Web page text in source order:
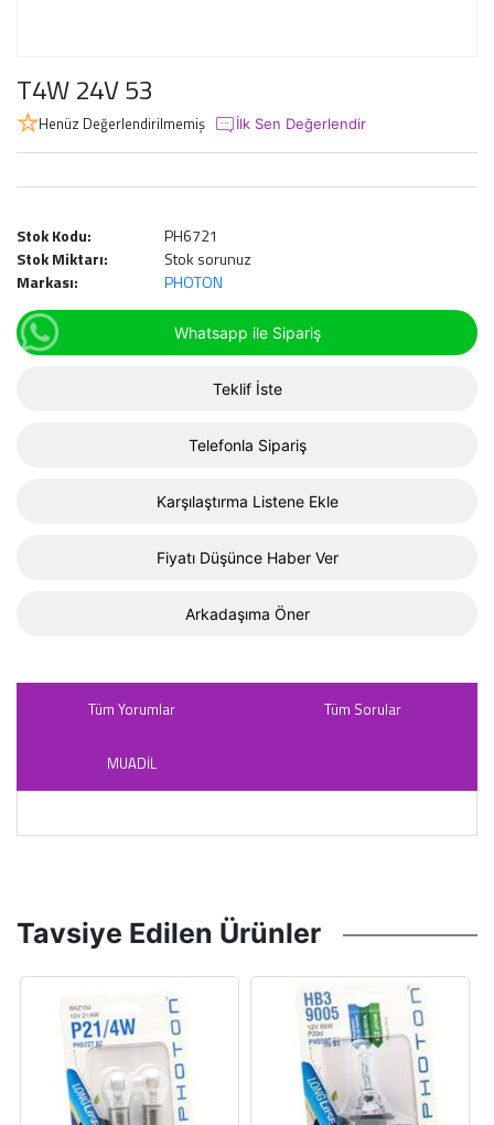
T4W 24V 53
Henüz Değerlendirilmemiş İlk Sen Değerlendir
Stok Kodu:
PH6721
Stok Miktarı:
Stok sorunuz
Markası:
PHOTON
Whatsapp ile Sipariş
Teklif İste
Telefonla Sipariş
Karşılaştırma Listene Ekle
Fiyatı Düşünce Haber Ver
Arkadaşıma Öner
Tüm Yorumlar Tüm Sorular
MUADİL
Tavsiye Edilen Ürünler